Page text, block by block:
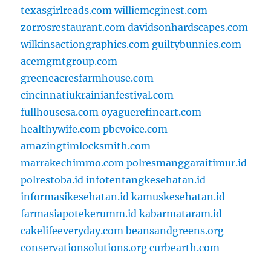
texasgirlreads.com williemcginest.com
zorrosrestaurant.com davidsonhardscapes.com
wilkinsactiongraphics.com guiltybunnies.com
acemgmtgroup.com
greeneacresfarmhouse.com
cincinnatiukrainianfestival.com
fullhousesa.com oyaguerefineart.com
healthywife.com pbcvoice.com
amazingtimlocksmith.com
marrakechimmo.com polresmanggaraitimur.id
polrestoba.id infotentangkesehatan.id
informasikesehatan.id kamuskesehatan.id
farmasiapotekerumm.id kabarmataram.id
cakelifeeveryday.com beansandgreens.org
conservationsolutions.org curbearth.com